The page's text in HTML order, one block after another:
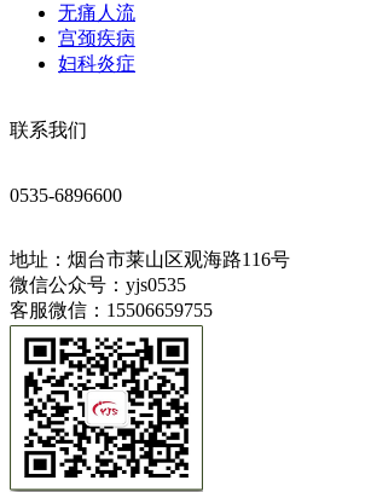
无痛人流
宫颈疾病
妇科炎症
联系我们
0535-6896600
地址：烟台市莱山区观海路116号
微信公众号：yjs0535
客服微信：15506659755